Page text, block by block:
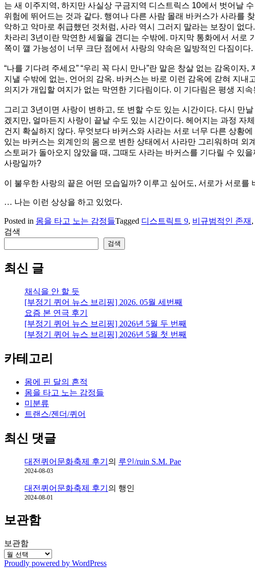
는 새 이주지역, 하지만 사실상 구금지역 디스트릭스 10에서 벗어날
위험에 뛰어드는 것과 같다. 행여나 다른 사람 몰래 바커스가 사라를
악하고 악마로 취급했던 것처럼, 사라 역시 그러지 말라는 보장이 없
차라리 3년이란 막연한 세월을 견디는 수밖에. 마지막 통화에서 서로
쪽이 깰 가능성이 너무 크단 점에서 사랑의 약속은 일방적인 다짐이다.
“나를 기다려 주세요” “우리 꼭 다시 만나”란 말은 창살 없는 감옥이
지낼 수밖에 없는, 언어의 감옥. 바커스는 바로 이런 감옥에 갇혀 지
의지가 개입할 여지가 없는 막연한 기다림이다. 이 기다림은 평생 지
그리고 3년이면 사랑이 변하고, 또 변할 수도 있는 시간이다. 다시 만
겠지만, 얼마든지 사랑이 끝날 수도 있는 시간이다. 헤어지는 과정 자
건지 확실하지 않다. 무엇보다 바커스와 사라는 서로 너무 다른 상황
있는 바커스는 외계인의 몸으로 변한 상태에서 사라만 그리워하며
스토퍼가 돌아오지 않았을 때, 그때도 사라는 바커스를 기다릴 수 있
사랑일까?
이 불우한 사랑의 끝은 어떤 모습일까? 이루고 싶어도, 서로가 서로
… 나는 이런 상상을 하고 있었다.
Posted in 몸을 타고 노는 감정들Tagged 디스트릭트 9, 비규범적인 존재 ,
검색
검색
최신 글
채식을 안 할 듯
[부정기 퀴어 뉴스 브리핑] 2026. 05월 세번째
요즘 본 연극 후기
[부정기 퀴어 뉴스 브리핑] 2026년 5월 두 번째
[부정기 퀴어 뉴스 브리핑] 2026년 5월 첫 번째
카테고리
몸에 핀 달의 흔적
몸을 타고 노는 감정들
미분류
트랜스/젠더/퀴어
최신 댓글
대전퀴어문화축제 후기 의 루인/ruin S.M. Pae
2024-08-03
대전퀴어문화축제 후기 의 행인
2024-08-01
보관함
보관함
Proudly powered by WordPress